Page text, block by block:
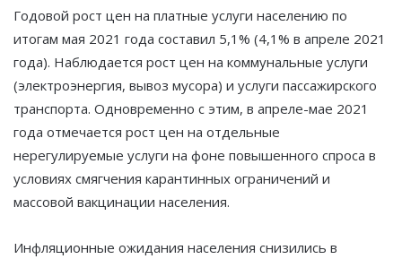
Годовой рост цен на платные услуги населению по
итогам мая 2021 года составил 5,1% (4,1% в апреле 2021
года). Наблюдается рост цен на коммунальные услуги
(электроэнергия, вывоз мусора) и услуги пассажирского
транспорта. Одновременно с этим, в апреле-мае 2021
года отмечается рост цен на отдельные
нерегулируемые услуги на фоне повышенного спроса в
условиях смягчения карантинных ограничений и
массовой вакцинации населения.
Инфляционные ожидания населения снизились в